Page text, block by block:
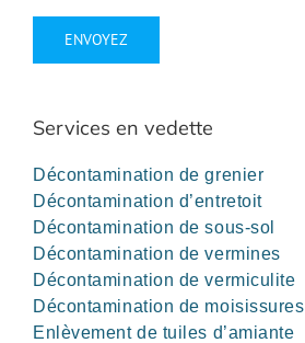
Services en vedette
Décontamination de grenier
Décontamination d’entretoit
Décontamination de sous-sol
Décontamination de vermines
Décontamination de vermiculite
Décontamination de moisissures
Enlèvement de tuiles d’amiante